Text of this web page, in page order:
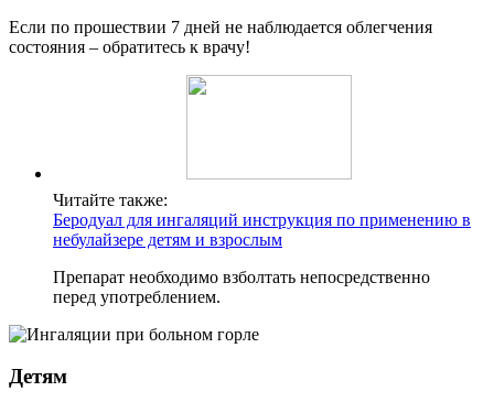
Если по прошествии 7 дней не наблюдается облегчения
состояния – обратитесь к врачу!
Читайте также:
Беродуал для ингаляций инструкция по применению в
небулайзере детям и взрослым
Препарат необходимо взболтать непосредственно
перед употреблением.
Детям